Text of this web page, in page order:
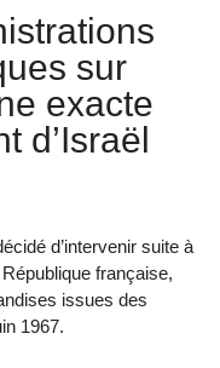
sur
exacte
d’Israël
d’intervenir suite à
française,
issues des
1967.